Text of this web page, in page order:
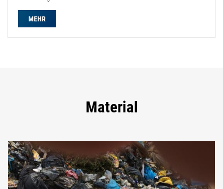
MEHR
Material